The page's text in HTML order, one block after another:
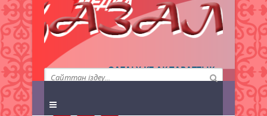
QAZALY.KZ АҚПАРАТТЫҚ
АГЕНТТІГІ